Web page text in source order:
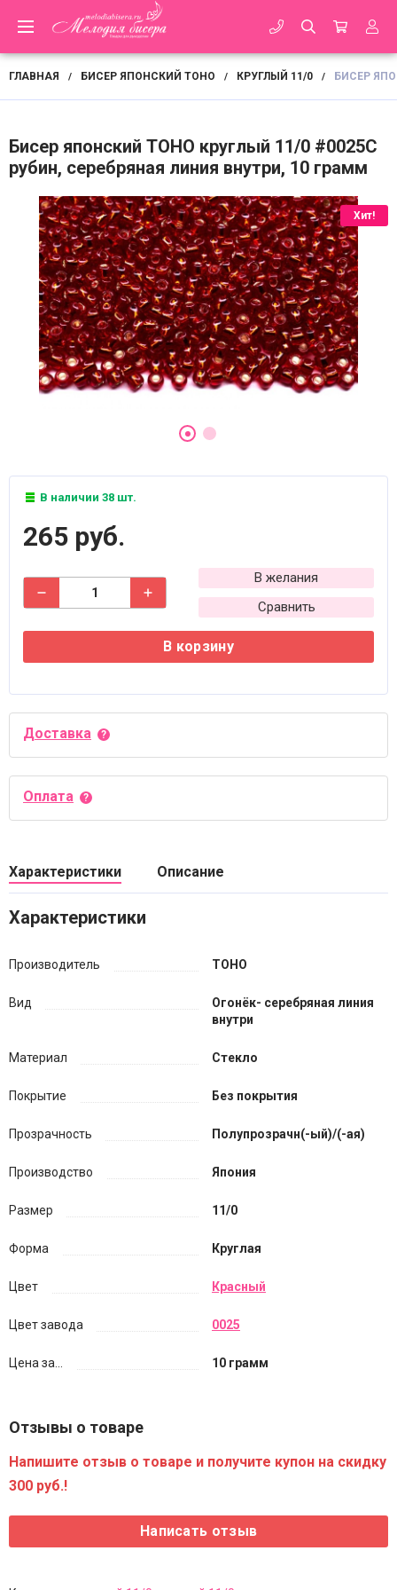
ГЛАВНАЯ / БИСЕР ЯПОНСКИЙ TOHO / КРУГЛЫЙ 11/0 / БИСЕР
Бисер японский TOHO круглый 11/0 #0025C
рубин, серебряная линия внутри, 10 грамм
Хит!
В наличии 38 шт.
265 руб.
В желания
Сравнить
В корзину
Доставка
Оплата
Характеристики Описание
Характеристики
Производитель TOHO
Вид
Огонёк- серебряная линия
внутри
Материал Стекло
Покрытие Без покрытия
Прозрачность Полупрозрачн(-ый)/(-ая)
Производство Япония
Размер 11/0
Форма Круглая
Цвет Красный
Цвет завода 0025
Цена за... 10 грамм
Отзывы о товаре
Напишите отзыв о товаре и получите купон на скидку
300 руб.!